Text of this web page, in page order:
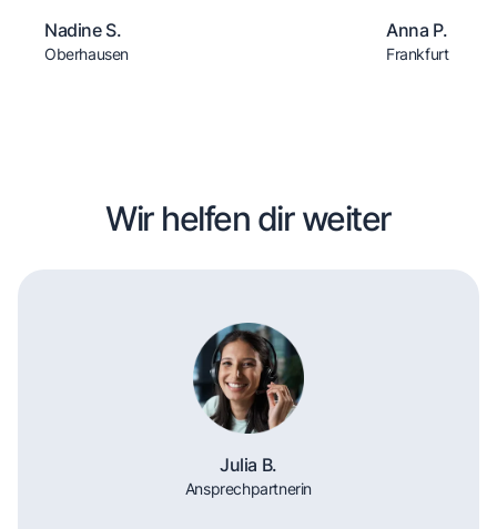
Nadine S.
Oberhausen
Anna P.
Frankfurt
Wir helfen dir weiter
Julia B.
Ansprechpartnerin